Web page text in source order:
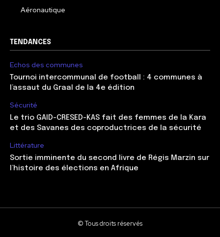
Aéronautique
TENDANCES
Echos des communes
Tournoi intercommunal de football : 4 communes à
l’assaut du Graal de la 4e édition
Sécurité
Le trio GAID-CRESED-KAS fait des femmes de la Kara
et des Savanes des coproductrices de la sécurité
Littérature
Sortie imminente du second livre de Régis Marzin sur
l’histoire des élections en Afrique
© Tous droits réservés